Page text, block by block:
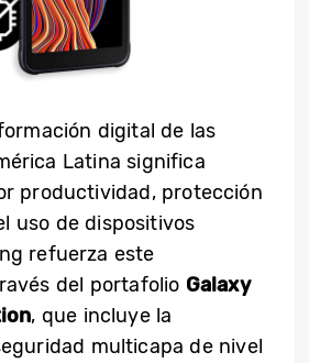
digital de las
Latina significa
productividad, protección
uso de dispositivos
refuerza este
del portafolio Galaxy
, que incluye la
multicapa de nivel